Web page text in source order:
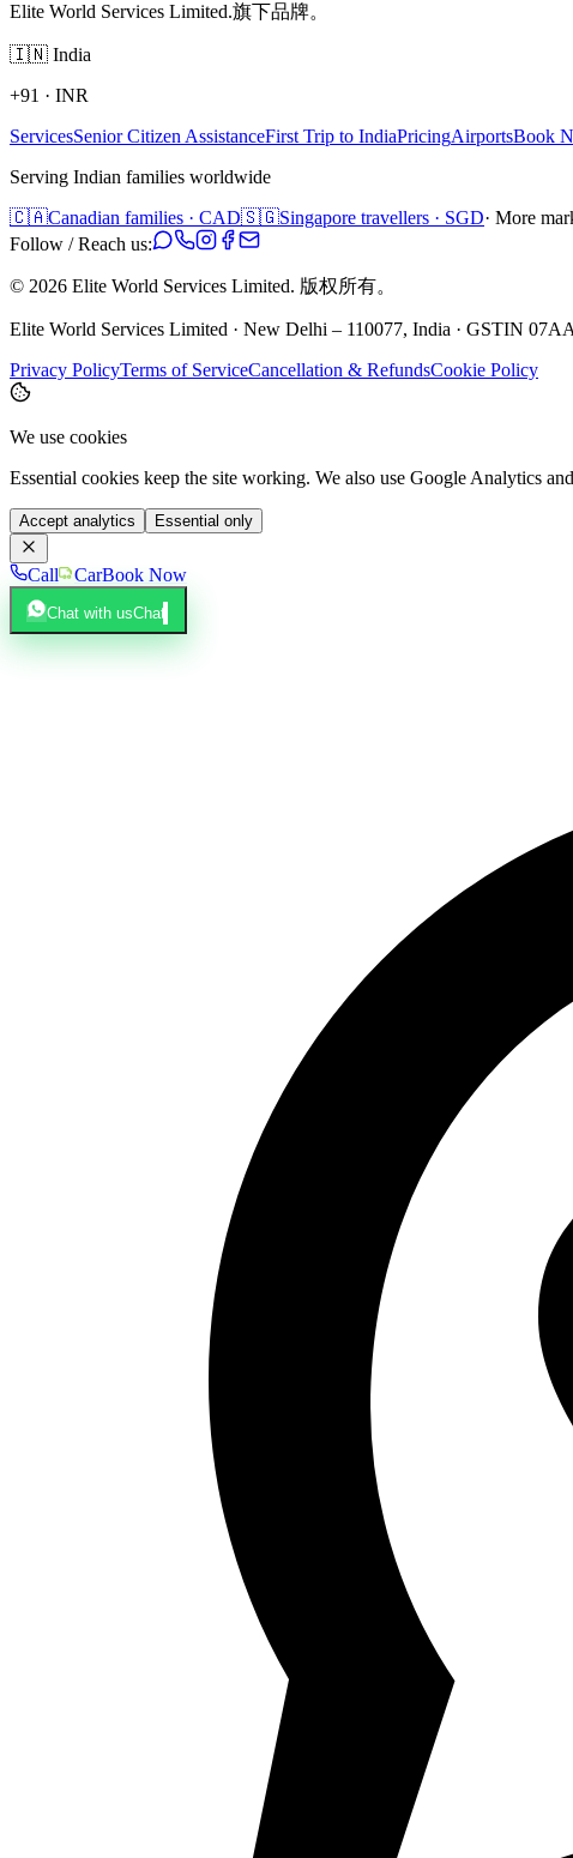
Elite World Services Limited.旗下品牌。
🇮🇳 India
+91 · INR
ServicesSenior Citizen AssistanceFirst Trip to IndiaPricingAirportsBook
Serving Indian families worldwide
🇨🇦Canadian families · CAD🇸🇬Singapore travellers · SGD· More
Follow / Reach us:
© 2026 Elite World Services Limited. 版权所有。
Elite World Services Limited · New Delhi – 110077, India · GSTIN
Privacy PolicyTerms of ServiceCancellation & RefundsCookie Policy
We use cookies
Essential cookies keep the site working. We also use Google Analytics
Accept analytics Essential only
Call CarBook Now
Chat with usChat